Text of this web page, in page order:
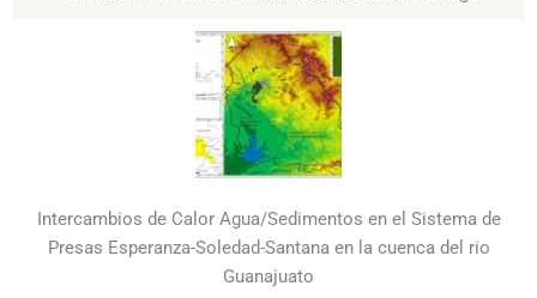
Intercambios de Calor Agua/Sedimentos en el Sistema de
Presas Esperanza-Soledad-Santana en la cuenca del rio
Guanajuato